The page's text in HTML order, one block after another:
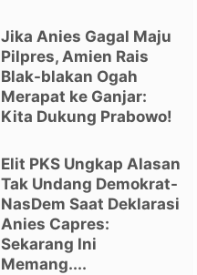
Jika Anies Gagal Maju
Pilpres, Amien Rais
Blak-blakan Ogah
Merapat ke Ganjar:
Kita Dukung Prabowo!
Elit PKS Ungkap Alasan
Tak Undang Demokrat-
NasDem Saat Deklarasi
Anies Capres:
Sekarang Ini
Memang....